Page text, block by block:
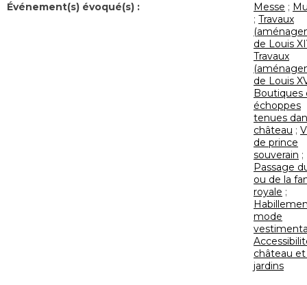
Événement(s) évoqué(s) : Messe ;
; Travaux
de Louis
Travaux
de Louis
Boutiques
échoppes
tenues
château ;
de prince
souverain ;
Passage
ou de la
royale ;
mode
château
jardins